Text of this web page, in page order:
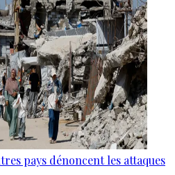
pays dénoncent les attaques